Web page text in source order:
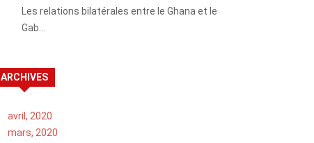
Les relations bilatérales entre le Ghana et le
Gab…
ARCHIVES
avril, 2020
mars, 2020